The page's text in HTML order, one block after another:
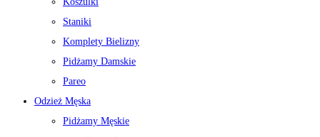
Staniki
Komplety Bielizny
Pidżamy Damskie
Pareo
Odzież Męska
Pidżamy Męskie